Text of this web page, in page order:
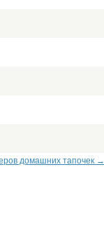
домашних тапочек →